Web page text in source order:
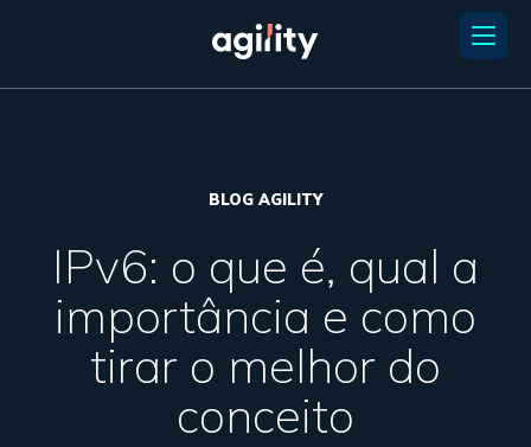
BLOG AGILITY
IPv6: o que é, qual a
importância e como
tirar o melhor do
conceito